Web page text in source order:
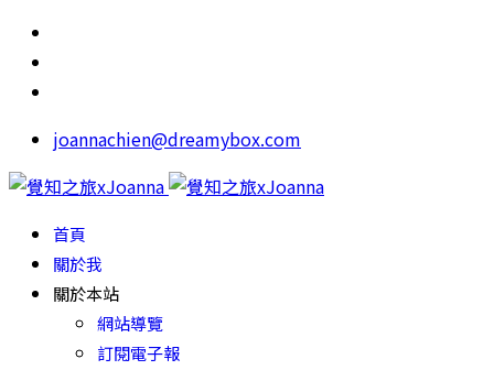
joannachien@dreamybox.com
首頁
關於我
關於本站
網站導覽
訂閱電子報